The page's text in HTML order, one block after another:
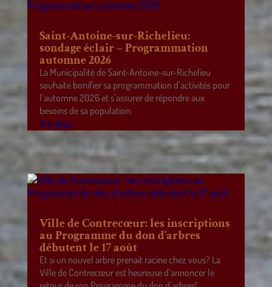
Saint-Antoine-sur-Richelieu:
sondage éclair – Programmation
automne 2026
La Municipalité de Saint-Antoine-sur-Richelieu
souhaite bonifier sa programmation d’activités pour
l’automne 2026 et s’assurer de répondre aux
besoins de sa population.
lire plus
Ville de Contrecœur: les inscriptions
au Programme du don d’arbres
débutent le 17 août
Et si un nouvel arbre prenait racine chez vous? La
Ville de Contrecœur est heureuse d’annoncer le